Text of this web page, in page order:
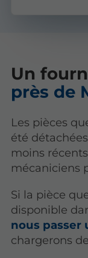
Un
près de
Les pièces
été
moins
mécaniciens
Si la pièce
disponible
nous passer
chargerons